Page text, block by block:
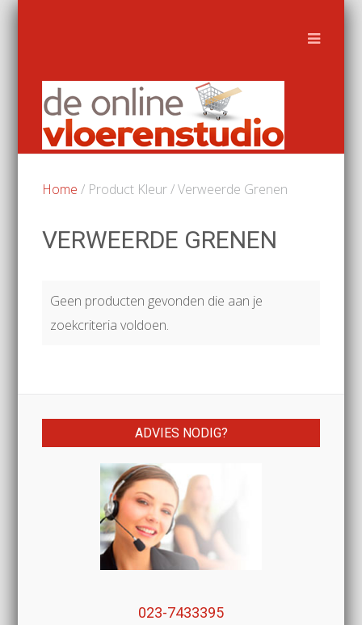
Home / Product Kleur / Verweerde Grenen
VERWEERDE GRENEN
Geen producten gevonden die aan je
zoekcriteria voldoen.
ADVIES NODIG?
023-7433395